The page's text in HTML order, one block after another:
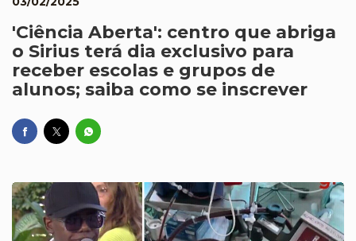
'Ciência Aberta': centro que abriga
o Sirius terá dia exclusivo para
receber escolas e grupos de
alunos; saiba como se inscrever